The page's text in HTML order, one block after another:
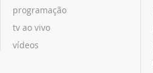
programação
tv ao vivo
vídeos